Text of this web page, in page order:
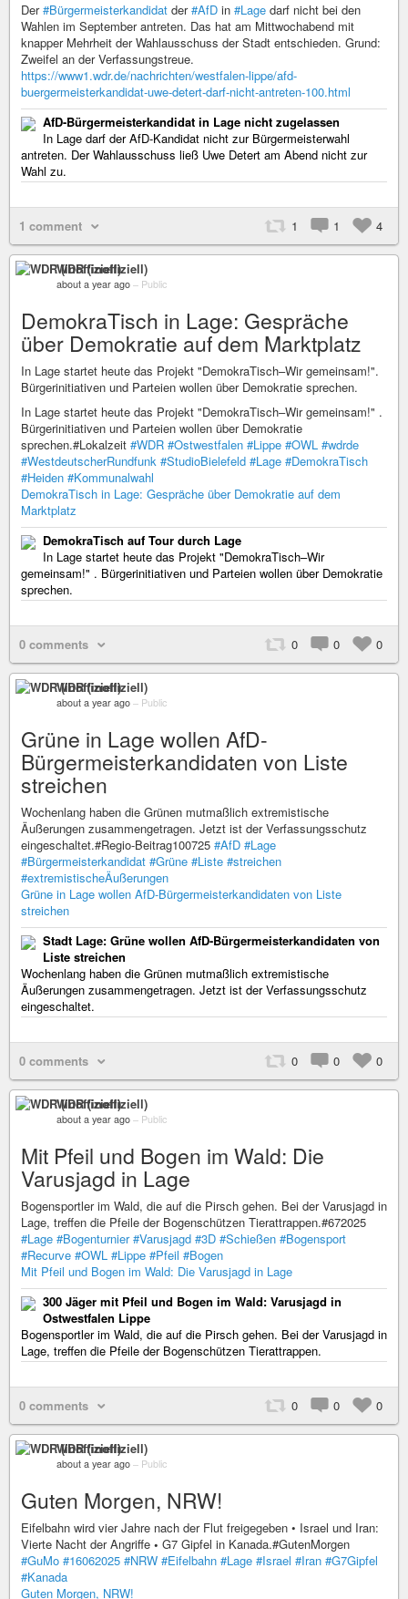
Der#Bürgermeisterkandidat der#AfD in #Lage darf nicht bei den
Wahlen im September antreten. Das hat am Mittwochabend mit
knapper Mehrheit der Wahlausschuss der Stadt entschieden. Grund:
Zweifel an der Verfassungstreue.
https://www1.wdr.de/nachrichten/westfalen-lippe/afd-
buergermeisterkandidat-uwe-detert-darf-nicht-antreten-100.html
AfD-Bürgermeisterkandidat in Lage nicht zugelassen
In Lage darf der AfD-Kandidat nicht zur Bürgermeisterwahl
antreten. Der Wahlausschuss ließ Uwe Detert am Abend nicht zur
Wahl zu.
1 comment 1 1 4
WDR (inoffiziell)
about a year ago – Public
DemokraTisch in Lage: Gespräche
über Demokratie auf dem Marktplatz
In Lage startet heute das Projekt "DemokraTisch–Wir gemeinsam!".
Bürgerinitiativen und Parteien wollen über Demokratie sprechen.
In Lage startet heute das Projekt "DemokraTisch–Wir gemeinsam!" .
Bürgerinitiativen und Parteien wollen über Demokratie
sprechen.#Lokalzeit #WDR #Ostwestfalen #Lippe #OWL #wdrde
#WestdeutscherRundfunk #StudioBielefeld #Lage #DemokraTisch
#Heiden #Kommunalwahl
DemokraTisch in Lage: Gespräche über Demokratie auf dem
Marktplatz
DemokraTisch auf Tour durch Lage
In Lage startet heute das Projekt "DemokraTisch–Wir
gemeinsam!" . Bürgerinitiativen und Parteien wollen über Demokratie
sprechen.
0 comments 0 0 0
WDR (inoffiziell)
about a year ago – Public
Grüne in Lage wollen AfD-
Bürgermeisterkandidaten von Liste
streichen
Wochenlang haben die Grünen mutmaßlich extremistische
Äußerungen zusammengetragen. Jetzt ist der Verfassungsschutz
eingeschaltet.#Regio-Beitrag100725 #AfD #Lage
#Bürgermeisterkandidat #Grüne #Liste #streichen
#extremistischeÄußerungen
Grüne in Lage wollen AfD-Bürgermeisterkandidaten von Liste
streichen
Stadt Lage: Grüne wollen AfD-Bürgermeisterkandidaten von
Liste streichen
Wochenlang haben die Grünen mutmaßlich extremistische
Äußerungen zusammengetragen. Jetzt ist der Verfassungsschutz
eingeschaltet.
0 comments 0 0 0
WDR (inoffiziell)
about a year ago – Public
Mit Pfeil und Bogen im Wald: Die
Varusjagd in Lage
Bogensportler im Wald, die auf die Pirsch gehen. Bei der Varusjagd in
Lage, treffen die Pfeile der Bogenschützen Tierattrappen.#672025
#Lage #Bogenturnier #Varusjagd #3D #Schießen #Bogensport
#Recurve #OWL #Lippe #Pfeil #Bogen
Mit Pfeil und Bogen im Wald: Die Varusjagd in Lage
300 Jäger mit Pfeil und Bogen im Wald: Varusjagd in
Ostwestfalen Lippe
Bogensportler im Wald, die auf die Pirsch gehen. Bei der Varusjagd in
Lage, treffen die Pfeile der Bogenschützen Tierattrappen.
0 comments 0 0 0
WDR (inoffiziell)
about a year ago – Public
Guten Morgen, NRW!
Eifelbahn wird vier Jahre nach der Flut freigegeben • Israel und Iran:
Vierte Nacht der Angriffe • G7 Gipfel in Kanada.#GutenMorgen
#GuMo #16062025 #NRW #Eifelbahn #Lage #Israel #Iran #G7Gipfel
#Kanada
Guten Morgen, NRW!